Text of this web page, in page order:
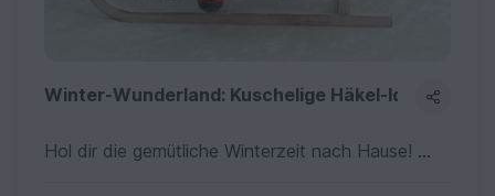
Winter-Wunderland: Kuschelige Häkel-Ideen für
Hol dir die gemütliche Winterzeit nach Hause! Entdecke meine Anleitungen für frostige Schneemänner, verträumte Winterlandschaften und winterliche Deko-Figuren. Perfekt für ein stimmungsvolles Zuhause oder als liebevolles Geschenk in der kalten Jahreszeit.